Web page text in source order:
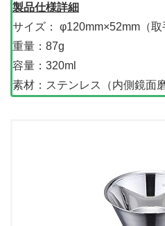
製品仕様詳細
サイズ： φ120mm×52mm（取
重量：87g
容量：320ml
素材：ステンレス（内側鏡面磨